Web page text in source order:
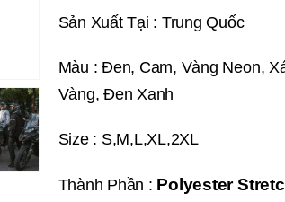
Sản Xuất Tại : Trung Quốc
Màu : Đen, Cam, Vàng Neon,
Vàng, Đen Xanh
Size : S,M,L,XL,2XL
Thành Phần : Polyester